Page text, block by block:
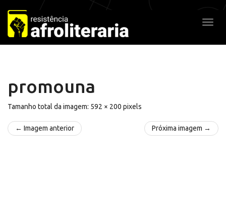
Pular
para
o
conteúdo
promouna
Tamanho total da imagem: 592 × 200 pixels
← Imagem anterior Próxima imagem →